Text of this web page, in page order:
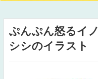
ぷんぷん怒るイノ
シシのイラスト